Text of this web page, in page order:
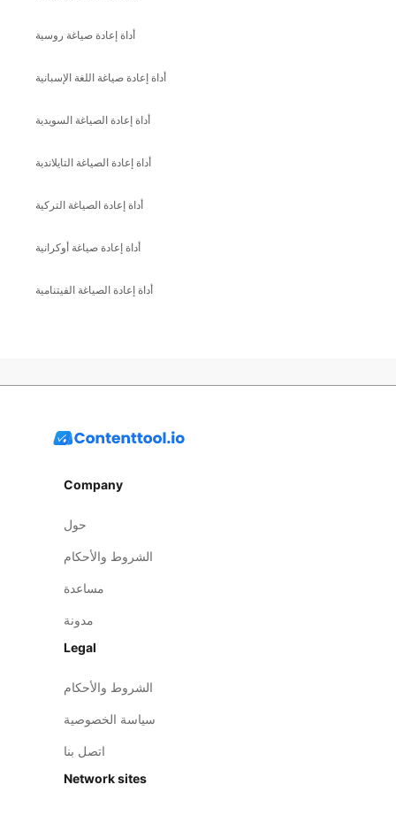
أداة إعادة صياغة روسية
أداة إعادة صياغة اللغة الإسبانية
أداة إعادة الصياغة السويدية
أداة إعادة الصياغة التايلاندية
أداة إعادة الصياغة التركية
أداة إعادة صياغة أوكرانية
أداة إعادة الصياغة الفيتنامية
Company
حول
الشروط والأحكام
مساعدة
مدونة
Legal
الشروط والأحكام
سياسة الخصوصية
اتصل بنا
Network sites